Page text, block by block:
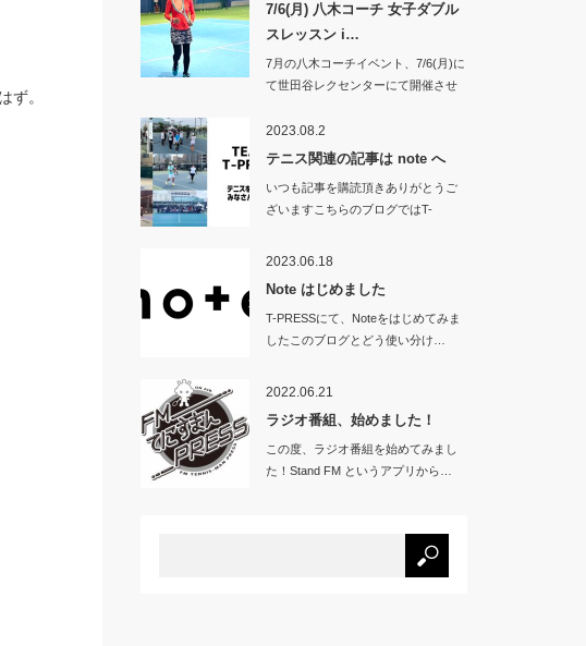
ず。
7/6(月) 八木コーチ 女子ダブル
スレッスン i…
7月の八木コーチイベント、7/6(月)に
て世田谷レクセンターにて開催させ
2023.08.2
テニス関連の記事は note へ
いつも記事を購読頂きありがとうご
ざいますこちらのブログではT-
2023.06.18
Note はじめました
T-PRESSにて、Noteをはじめてみま
したこのブログとどう使い分け…
2022.06.21
ラジオ番組、始めました！
この度、ラジオ番組を始めてみまし
た！Stand FM というアプリから…